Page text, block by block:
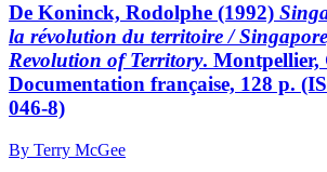
De Koninck, Rodolphe (1992)
la révolution du territoire /
Revolution of Territory. Montpellier,
Documentation française, 128 p.
046-8)
By Terry McGee